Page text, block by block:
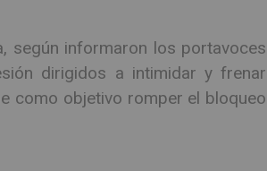
según informaron los portavoces
dirigidos a intimidar y frenar
como objetivo romper el bloqueo